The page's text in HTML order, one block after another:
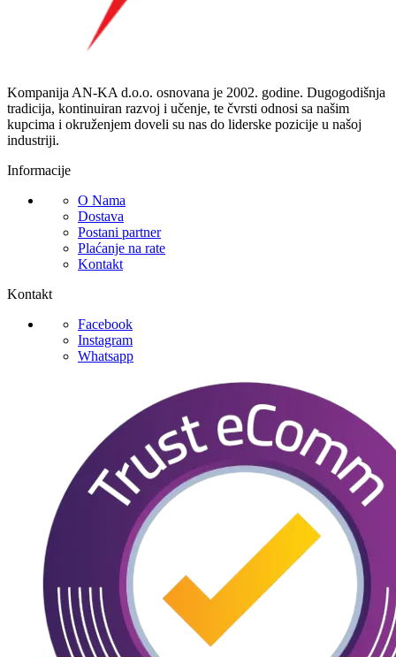
Kompanija AN-KA d.o.o. osnovana je 2002. godine. Dugogodišnja
tradicija, kontinuiran razvoj i učenje, te čvrsti odnosi sa našim
kupcima i okruženjem doveli su nas do liderske pozicije u našoj
industriji.
Informacije
O Nama
Dostava
Postani partner
Plaćanje na rate
Kontakt
Kontakt
Facebook
Instagram
Whatsapp